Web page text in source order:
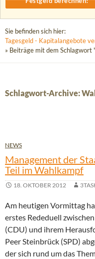
Sie befinden sich hier:
Tagesgeld - Kapitalangebote
» Beiträge mit dem Schlagwort
Schlagwort-Archive:
NEWS
Management der
Teil im Wahlkampf
18. OKTOBER 2012
Am heutigen Vormittag
erstes Rededuell
(CDU) und ihrem
Peer Steinbrück (SPD)
der sich rund um das